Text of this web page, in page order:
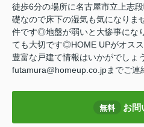
徒歩6分の場所に名古屋市立上志
礎なので床下の湿気も気になり
件です◎地盤が弱いと大惨事にな
ても大切です◎HOME UPがオス
豊富な戸建て情報はいかがでしょ
futamura@homeup.co.jpまでご連
無料 お問